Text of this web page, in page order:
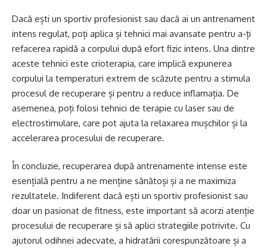
Dacă ești un sportiv profesionist sau dacă ai un antrenament
intens regulat, poți aplica și tehnici mai avansate pentru a-ți
refacerea rapidă a corpului după efort fizic intens. Una dintre
aceste tehnici este crioterapia, care implică expunerea
corpului la temperaturi extrem de scăzute pentru a stimula
procesul de recuperare și pentru a reduce inflamația. De
asemenea, poți folosi tehnici de terapie cu laser sau de
electrostimulare, care pot ajuta la relaxarea mușchilor și la
accelerarea procesului de recuperare.
În concluzie, recuperarea după antrenamente intense este
esențială pentru a ne menține sănătoși și a ne maximiza
rezultatele. Indiferent dacă ești un sportiv profesionist sau
doar un pasionat de fitness, este important să acorzi atenție
procesului de recuperare și să aplici strategiile potrivite. Cu
ajutorul odihnei adecvate, a hidratării corespunzătoare și a